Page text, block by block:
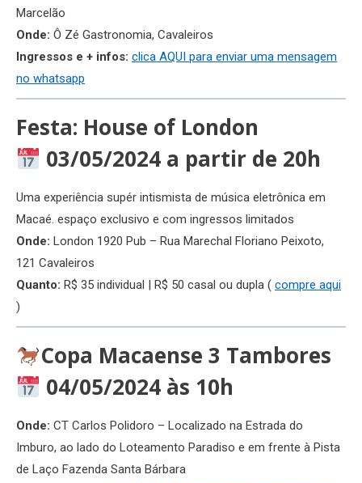
Marcelão
Onde: Ô Zé Gastronomia, Cavaleiros
Ingressos e + infos: clica AQUI para enviar uma mensagem
no whatsapp
Festa: House of London
03/05/2024 a partir de 20h
Uma experiência supér intismista de música eletrônica em
Macaé. espaço exclusivo e com ingressos limitados
Onde: London 1920 Pub – Rua Marechal Floriano Peixoto,
121 Cavaleiros
Quanto: R$ 35 individual | R$ 50 casal ou dupla ( compre aqui
)
Copa Macaense 3 Tambores
04/05/2024 às 10h
Onde: CT Carlos Polidoro – Localizado na Estrada do
Imburo, ao lado do Loteamento Paradiso e em frente à Pista
de Laço Fazenda Santa Bárbara